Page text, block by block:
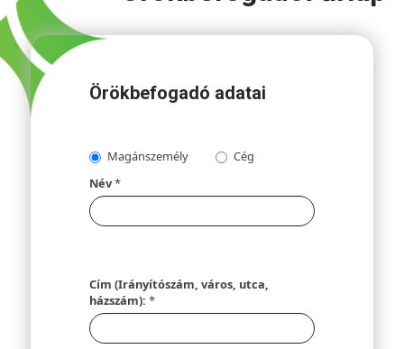
Örökbefogadó adatai
Magánszemély
Cég
Név*
Cím (Irányítószám, város, utca,
házszám): *